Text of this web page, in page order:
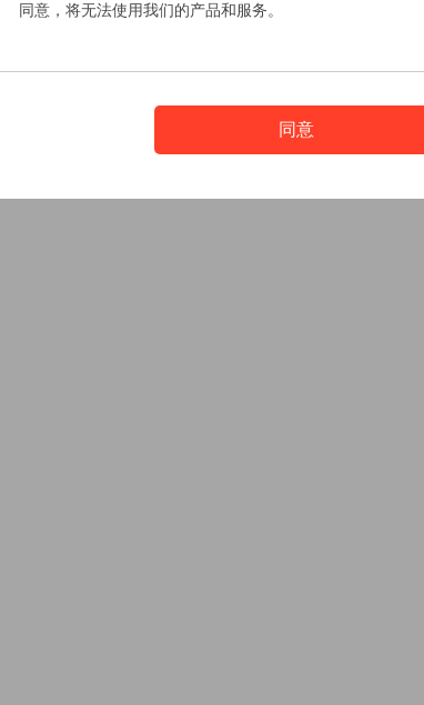
同意，将无法使用我们的产品和服务。
同意